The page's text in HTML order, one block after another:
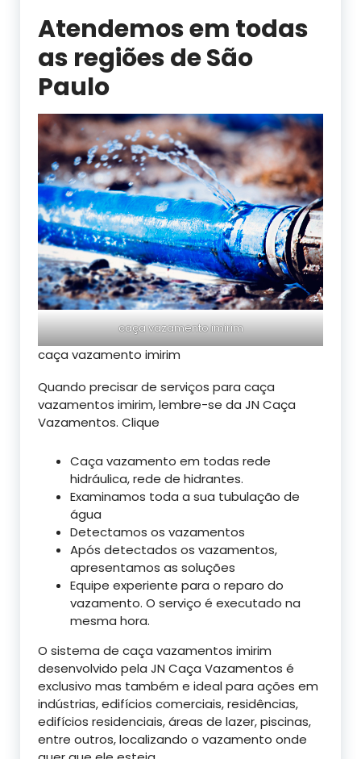
Atendemos em todas
as regiões de São
Paulo
caça vazamento imirim
caça vazamento imirim
Quando precisar de serviços para caça
vazamentos imirim, lembre-se da JN Caça
Vazamentos. Clique
Caça vazamento em todas rede
hidráulica, rede de hidrantes.
Examinamos toda a sua tubulação de
água
Detectamos os vazamentos
Após detectados os vazamentos,
apresentamos as soluções
Equipe experiente para o reparo do
vazamento. O serviço é executado na
mesma hora.
O sistema de caça vazamentos imirim
desenvolvido pela JN Caça Vazamentos é
exclusivo mas também e ideal para ações em
indústrias, edifícios comerciais, residências,
edifícios residenciais, áreas de lazer, piscinas,
entre outros, localizando o vazamento onde